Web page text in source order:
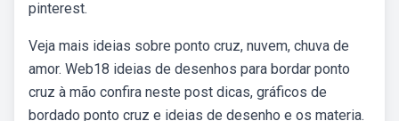
pinterest.
Veja mais ideias sobre ponto cruz, nuvem, chuva de
amor. Web18 ideias de desenhos para bordar ponto
cruz à mão confira neste post dicas, gráficos de
bordado ponto cruz e ideias de desenho e os materia.